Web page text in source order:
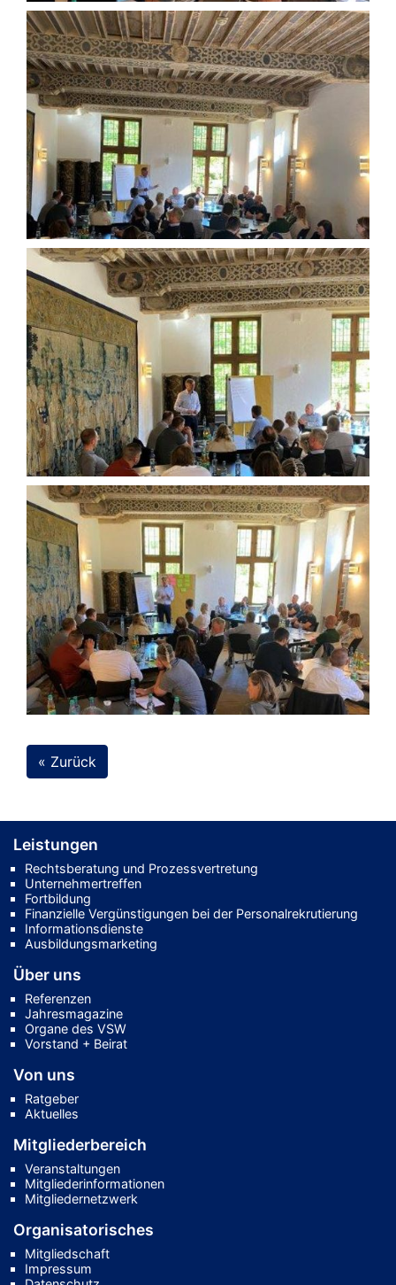
« Zurück
Leistungen
Rechtsberatung und Prozessvertretung
Unternehmertreffen
Fortbildung
Finanzielle Vergünstigungen bei der Personalrekrutierung
Informationsdienste
Ausbildungsmarketing
Über uns
Referenzen
Jahresmagazine
Organe des VSW
Vorstand + Beirat
Von uns
Ratgeber
Aktuelles
Mitgliederbereich
Veranstaltungen
Mitgliederinformationen
Mitgliedernetzwerk
Organisatorisches
Mitgliedschaft
Impressum